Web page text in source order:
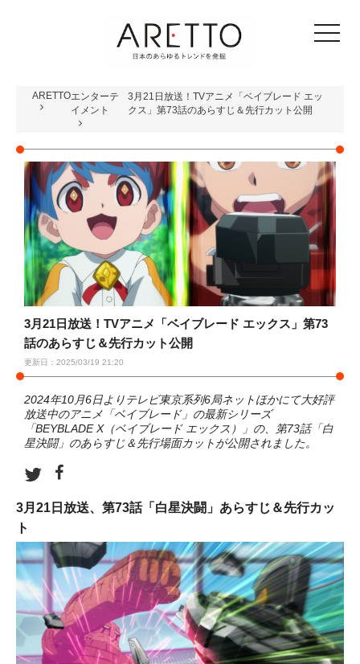
toggle
ARETTOエンターテ
イメント
3月21日放送！TVアニメ「ベイブレード エッ
クス」第73話のあらすじ＆先行カット公開
3月21日放送！TVアニメ「ベイブレード エックス」第73
話のあらすじ＆先行カット公開
更新日：2025/03/19 21:20
2024年10月6日よりテレビ東京系列6局ネットほかにて大好評
放送中のアニメ「ベイブレード」の最新シリーズ
「BEYBLADE X（ベイブレード エックス）」の、第73話「白
星決闘」のあらすじ＆先行場面カットが公開されました。
3月21日放送、第73話「白星決闘」あらすじ＆先行カッ
ト